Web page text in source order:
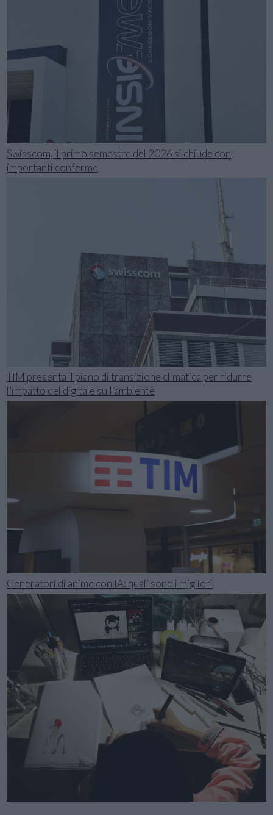
Swisscom, il primo semestre del 2026 si chiude con
importanti conferme
TIM presenta il piano di transizione climatica per ridurre
l’impatto del digitale sull’ambiente
Generatori di anime con IA: quali sono i migliori